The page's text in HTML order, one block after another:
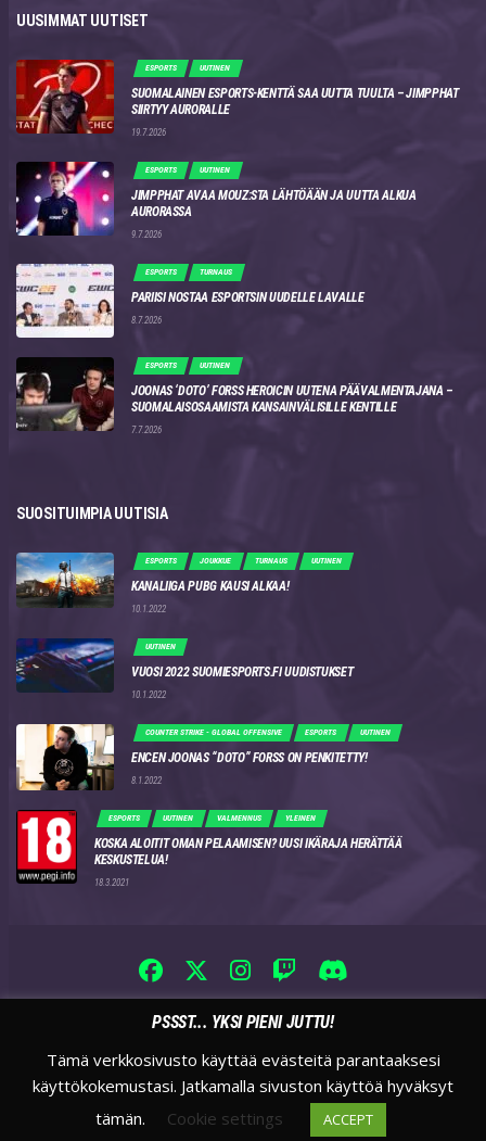
UUSIMMAT UUTISET
ESPORTS UUTINEN
SUOMALAINEN ESPORTS-KENTTÄ SAA UUTTA TUULTA – JIMPPHAT
SIIRTYY AURORALLE
19.7.2026
ESPORTS UUTINEN
JIMPPHAT AVAA MOUZ:STA LÄHTÖÄÄN JA UUTTA ALKUA
AURORASSA
9.7.2026
ESPORTS TURNAUS
PARIISI NOSTAA ESPORTSIN UUDELLE LAVALLE
8.7.2026
ESPORTS UUTINEN
JOONAS ‘DOTO’ FORSS HEROICIN UUTENA PÄÄVALMENTAJANA –
SUOMALAISOSAAMISTA KANSAINVÄLISILLE KENTILLE
7.7.2026
SUOSITUIMPIA UUTISIA
ESPORTS JOUKKUE TURNAUS UUTINEN
KANALIIGA PUBG KAUSI ALKAA!
10.1.2022
UUTINEN
VUOSI 2022 SUOMIESPORTS.FI UUDISTUKSET
10.1.2022
COUNTER STRIKE - GLOBAL OFFENSIVE ESPORTS UUTINEN
ENCEN JOONAS “DOTO” FORSS ON PENKITETTY!
8.1.2022
ESPORTS UUTINEN VALMENNUS YLEINEN
KOSKA ALOITIT OMAN PELAAMISEN? UUSI IKÄRAJA HERÄTTÄÄ
KESKUSTELUA!
18.3.2021
PSSST... YKSI PIENI JUTTU!
Tämä verkkosivusto käyttää evästeitä parantaaksesi
käyttökokemustasi. Jatkamalla sivuston käyttöä hyväksyt
tämän.
Cookie settings ACCEPT